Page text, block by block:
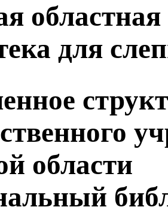
для
области